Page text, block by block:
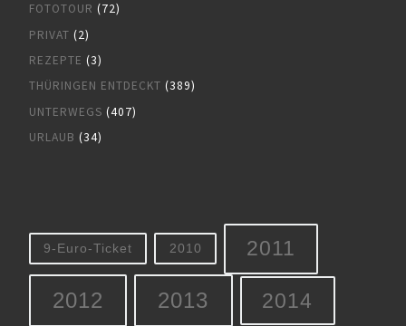
FOTOTOUR (72)
PRIVAT (2)
REZEPTE (3)
THÜRINGEN ENTDECKT (389)
UNTERWEGS (407)
URLAUB (34)
9-Euro-Ticket 2010 2011
2012 2013 2014